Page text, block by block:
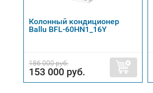
Колонный кондиционер
Ballu BFL-60HN1_16Y
186 000 руб.
153 000 руб.